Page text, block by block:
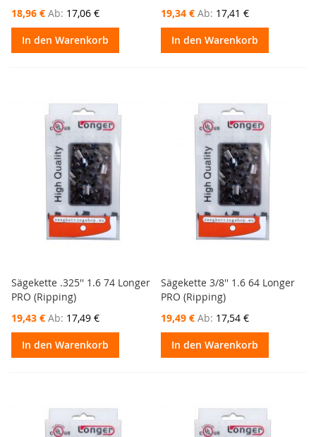
18,96 € Ab 17,06 €
In den Warenkorb
19,34 € Ab 17,41 €
In den Warenkorb
Sägekette .325'' 1.6 74 Longer
PRO (Ripping)
19,43 € Ab 17,49 €
In den Warenkorb
Sägekette 3/8'' 1.6 64 Longer
PRO (Ripping)
19,49 € Ab 17,54 €
In den Warenkorb